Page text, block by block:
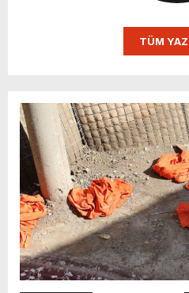
TÜM